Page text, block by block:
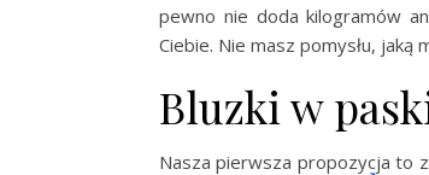
pewno nie doda kilogramów
Ciebie. Nie masz pomysłu,
Bluzki w
Nasza pierwsza propozycja to